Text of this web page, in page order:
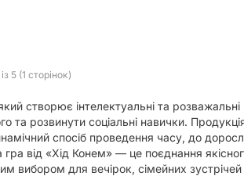
5 (1 сторінок)
створює інтелектуальні та розважальні
розвинути соціальні навички.
спосіб проведення часу, до
гра від «Хід Конем» — це поєднання
вибором для вечірок, сімейних